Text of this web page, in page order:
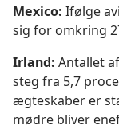
Mexico: Ifølge
sig for omkring
Irland: Antallet
steg fra 5,7
ægteskaber er
mødre bliver